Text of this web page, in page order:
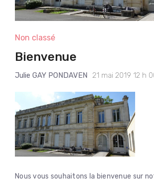
Non classé
Bienvenue
Julie GAY PONDAVEN 21 mai 2019 12 h
Nous vous souhaitons la bienvenue sur